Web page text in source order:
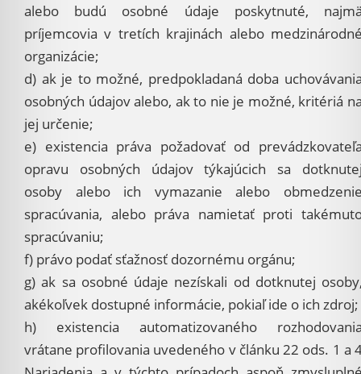
alebo budú osobné údaje poskytnuté,
príjemcovia v tretích krajinách alebo
organizácie;
d) ak je to možné, predpokladaná doba
osobných údajov alebo, ak to nie je možné, kritériá
jej určenie;
e) existencia práva požadovať od
opravu osobných údajov týkajúcich sa
osoby alebo ich vymazanie alebo
spracúvania, alebo práva namietať proti
spracúvaniu;
f) právo podať sťažnosť dozornému orgánu;
g) ak sa osobné údaje nezískali od dotknutej
akékoľvek dostupné informácie, pokiaľ ide o ich zdroj;
h) existencia automatizovaného
vrátane profilovania uvedeného v článku 22 ods. 1 a